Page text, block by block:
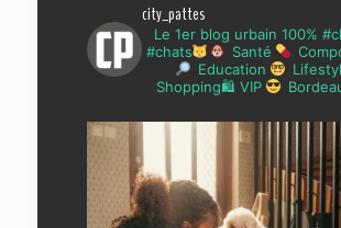
city_pattes
Le 1er blog urbain 100%
#chats
Santé
Education
Shopping🛍 VIP